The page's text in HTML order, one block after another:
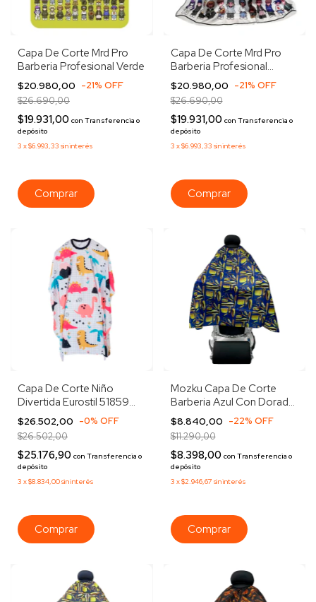
Capa De Corte Mrd Pro
Barberia Profesional Verde
$20.980,00 -21% OFF
$26.690,00
$19.931,00 con Transferencia o
depósito
3 x$6.993,33 sin interés
Capa De Corte Mrd Pro
Barberia Profesional
Blanco
$20.980,00 -21% OFF
$26.690,00
$19.931,00 con Transferencia o
depósito
3 x$6.993,33 sin interés
Capa De Corte Niño
Divertida Eurostil 51859
Dino 120cm
$26.502,00 -0% OFF
$26.502,00
$25.176,90 con Transferencia o
depósito
3 x$8.834,00sin interés
Mozku Capa De Corte
Barberia Azul Con Dorado
Peluqueria Barberia Azul
Con Dorado Azul
$8.840,00 -22% OFF
$11.290,00
$8.398,00 con Transferencia o
depósito
3 x$2.946,67 sin interés